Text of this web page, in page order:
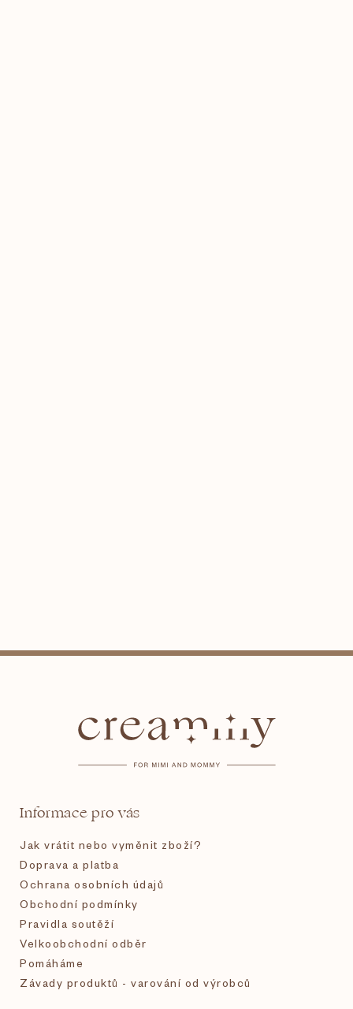
Informace pro vás
Jak vrátit nebo vyměnit zboží?
Doprava a platba
Ochrana osobních údajů
Obchodní podmínky
Pravidla soutěží
Velkoobchodní odběr
Pomáháme
Závady produktů - varování od výrobců